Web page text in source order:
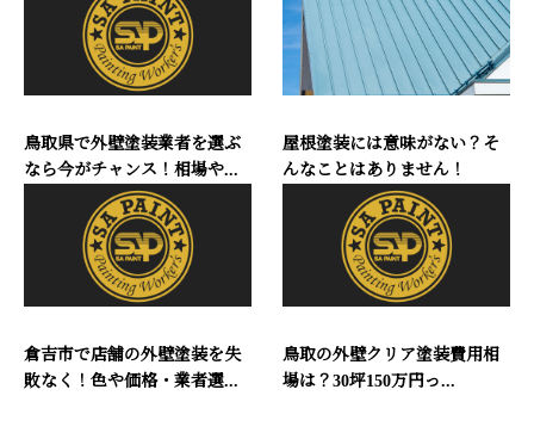
鳥取県で外壁塗装業者を選ぶ
なら今がチャンス！相場や...
屋根塗装には意味がない？そ
んなことはありません！
倉吉市で店舗の外壁塗装を失
敗なく！色や価格・業者選...
鳥取の外壁クリア塗装費用相
場は？30坪150万円っ...